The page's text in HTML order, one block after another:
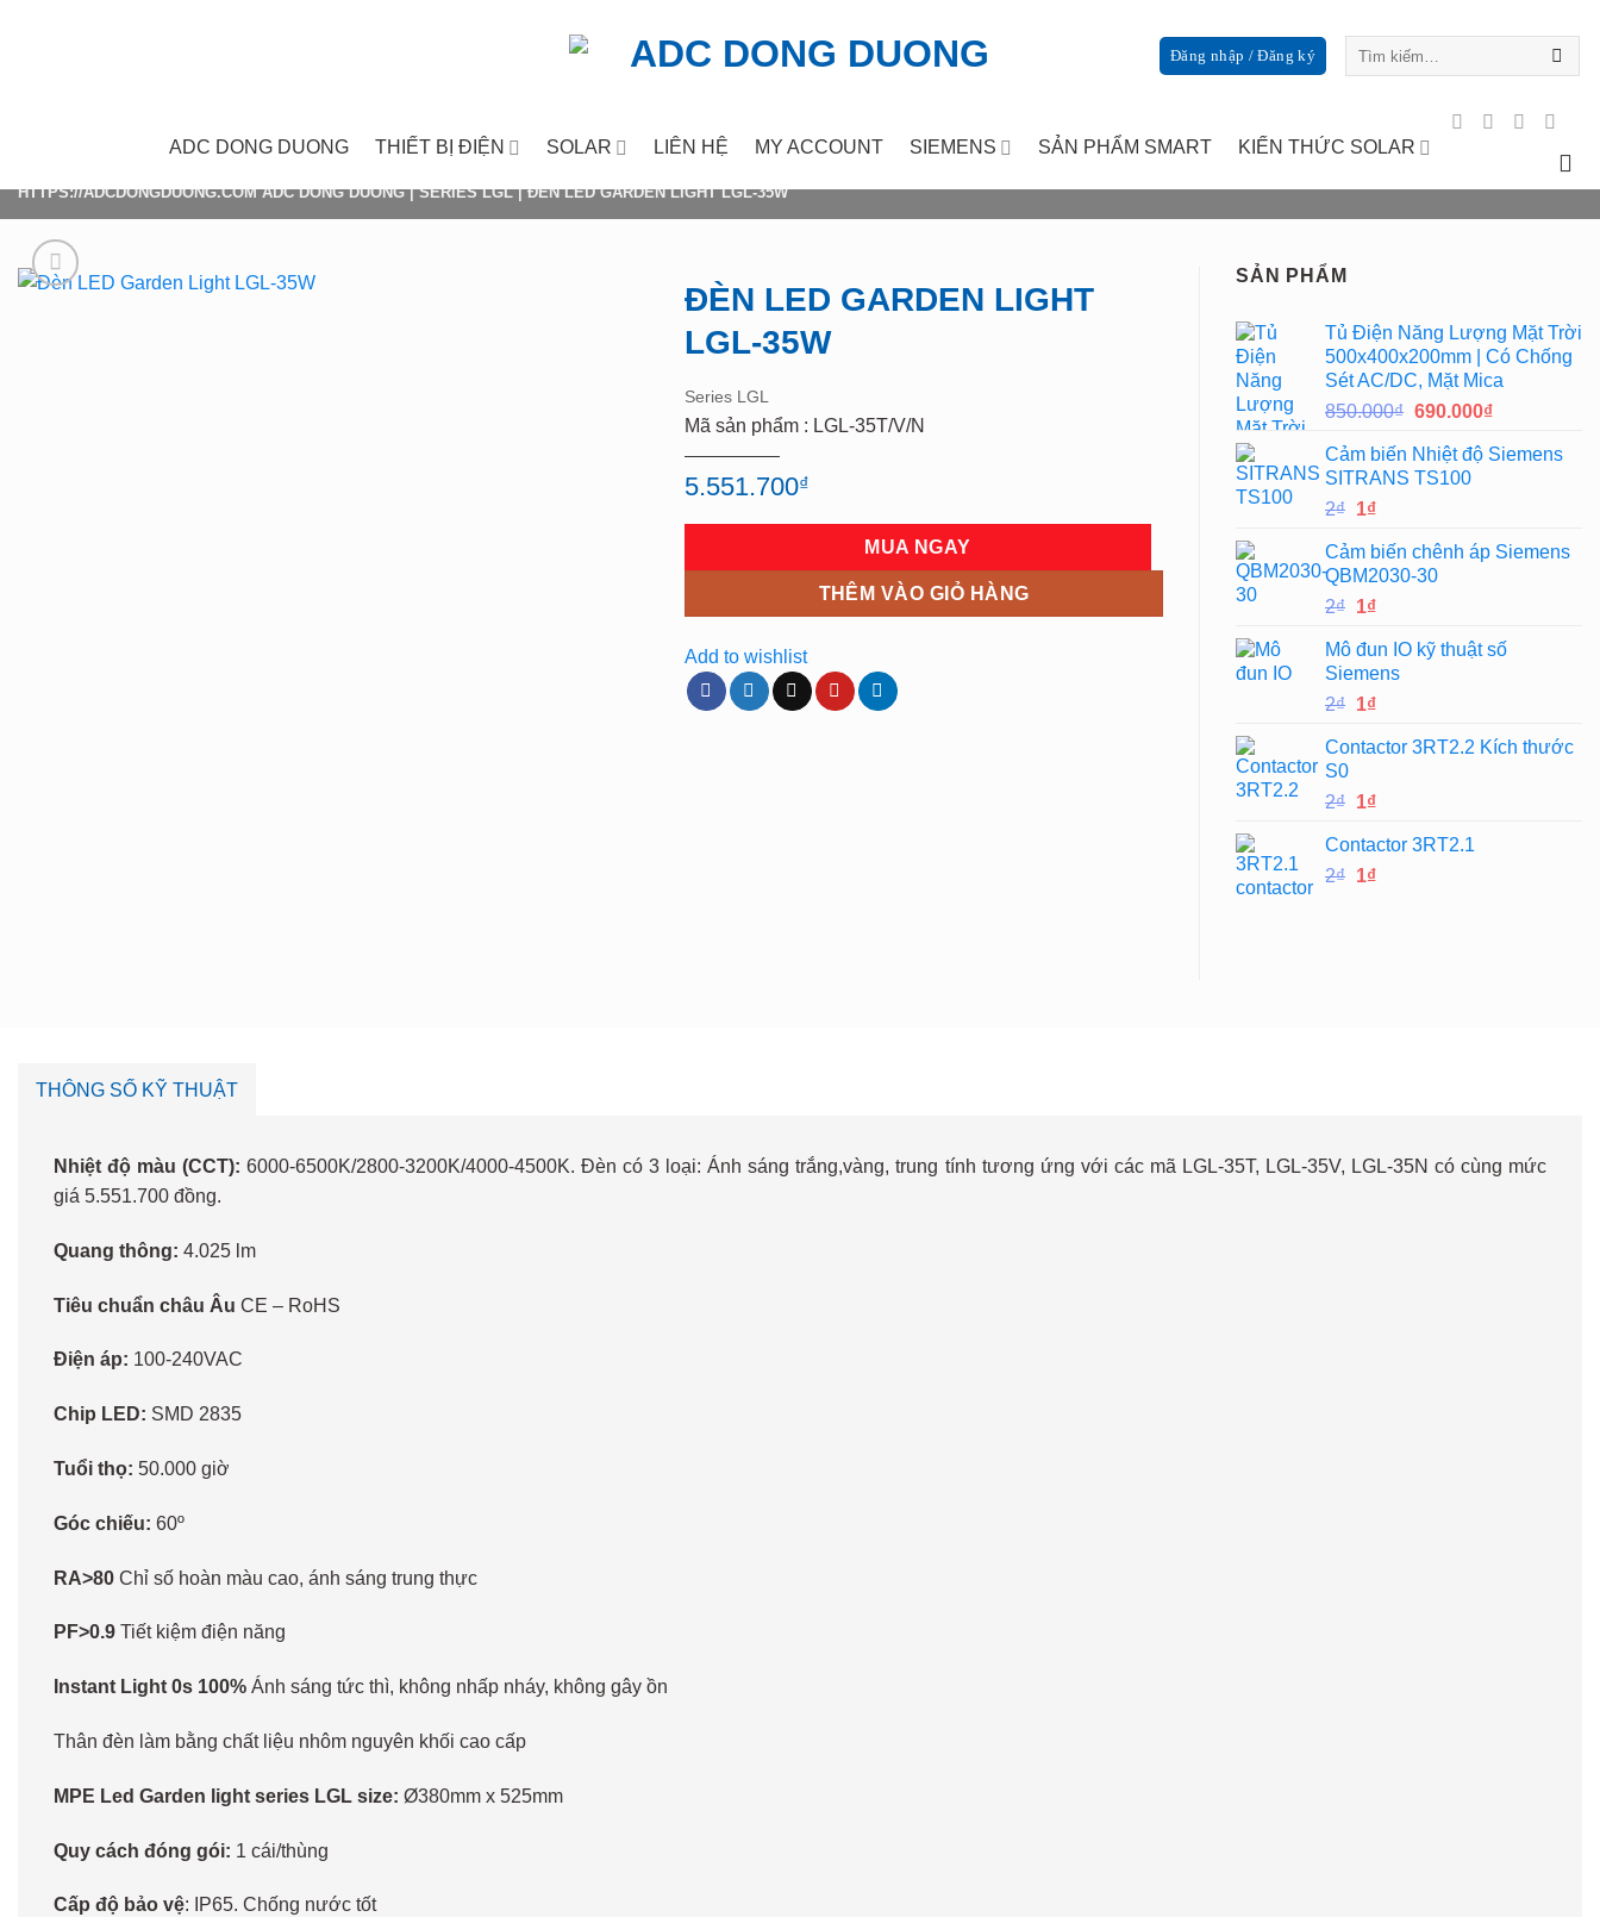
Đăng nhập / Đăng ký
ADC DONG DUONG THIẾT BỊ ĐIỆN SOLAR LIÊN HỆ MY ACCOUNT SIEMENS SẢN PHẨM SMART KIẾN THỨC SOLAR
HTTPS://ADCDONGDUONG.COM ADC DONG DUONG|SERIES LGL|ĐÈN LED GARDEN LIGHT LGL-35W
ĐÈN LED GARDEN LIGHT
LGL-35W
Series LGL
Mã sản phẩm : LGL-35T/V/N
5.551.700₫
MUA NGAY
THÊM VÀO GIỎ HÀNG
Add to wishlist
SẢN PHẨM
Tủ Điện Năng Lượng Mặt Trời
500x400x200mm | Có Chống
Sét AC/DC, Mặt Mica
850.000₫ Giá
là:
850.000₫.
690.000₫Giá
tại
Cảm biến Nhiệt độ Siemens
SITRANS TS100
2₫ Giá
là:
2₫.
1₫Giá
tại
là:
1₫.
Cảm biến chênh áp Siemens
QBM2030-30
2₫ Giá
là:
2₫.
1₫Giá
tại
là:
1₫.
Mô đun IO kỹ thuật số
Siemens
2₫ Giá
là:
1₫Giá
tại
1₫.
Contactor 3RT2.2 Kích thước
S0
2₫ Giá
là:
2₫.
1₫Giá
tại
là:
Contactor 3RT2.1
2₫ Giá
1₫Giá
THÔNG SỐ KỸ THUẬT
Nhiệt độ màu (CCT): 6000-6500K/2800-3200K/4000-4500K. Đèn có 3 loại: Ánh sáng trắng,vàng, trung tính tương ứng với các mã LGL-35T, LGL-35V, LGL-35N có cùng mức
giá 5.551.700 đồng.
Quang thông: 4.025 lm
Tiêu chuẩn châu Âu CE – RoHS
Điện áp: 100-240VAC
Chip LED: SMD 2835
Tuổi thọ: 50.000 giờ
Góc chiếu: 60º
RA>80 Chỉ số hoàn màu cao, ánh sáng trung thực
PF>0.9 Tiết kiệm điện năng
Instant Light 0s 100% Ánh sáng tức thì, không nhấp nháy, không gây ồn
Thân đèn làm bằng chất liệu nhôm nguyên khối cao cấp
MPE Led Garden light series LGL size: Ø380mm x 525mm
Quy cách đóng gói: 1 cái/thùng
Cấp độ bảo vệ: IP65. Chống nước tốt